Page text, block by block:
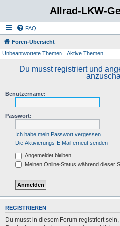
Allrad-LKW-
FAQ
Foren-Übersicht
Unbeantwortete Themen Aktive Themen
Du musst registriert und
Benutzername:
Passwort:
Ich habe mein Passwort vergessen
Die Aktivierungs-E-Mail erneut senden
Angemeldet bleiben
Meinen Online-Status während dieser
REGISTRIEREN
Du musst in diesem Forum registriert